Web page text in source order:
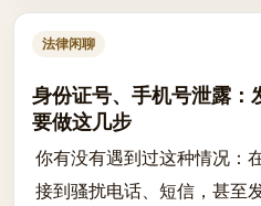
法律闲聊
身份证号、手机号泄露：
要做这几步
你有没有遇到过这种情况：
接到骚扰电话、短信，甚至